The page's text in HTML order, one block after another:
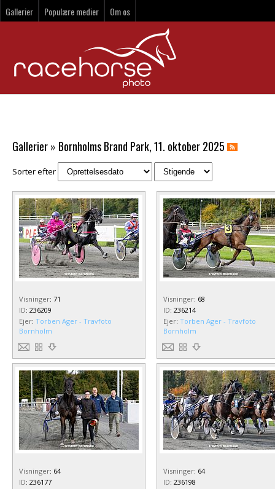
Gallerier Populære medier Om os
Gallerier» Bornholms Brand Park, 11. oktober 2025
Sorter efter
Visninger: 71
ID: 236209
Ejer: Torben Ager - Travfoto
Bornholm
Visninger: 68
ID: 236214
Ejer: Torben Ager - Travfoto
Bornholm
Visninger: 64
ID: 236177
Visninger: 64
ID: 236198